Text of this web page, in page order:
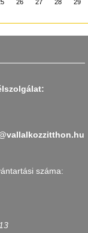
26 27 28 29
száma: